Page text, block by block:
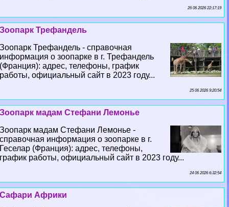
26 06 2026 22:17:19
Зоопарк Трефандель
Зоопарк Трефандель - справочная
информация о зоопарке в г. Трефандель
(Франция): адрес, телефоны, график
работы, официальный сайт в 2023 году...
25 06 2026 9:20:54
Зоопарк мадам Стефани Лемонье
Зоопарк мадам Стефани Лемонье -
справочная информация о зоопарке в г.
Геселар (Франция): адрес, телефоны,
график работы, официальный сайт в 2023 году...
24 06 2026 6:32:54
Сафари Африки